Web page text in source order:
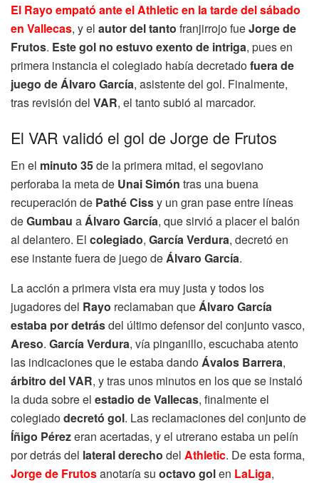
El Rayo empató ante el Athletic en la tarde del sábado
en Vallecas, y el autor del tanto franjirrojo fueJorge de
Frutos. Este gol no estuvo exento de intriga, pues en
primera instancia el colegiado había decretadofuera de
juego de Álvaro García, asistente del gol. Finalmente,
tras revisión del VAR, el tanto subió al marcador.
El VAR validó el gol de Jorge de Frutos
En el minuto 35de la primera mitad, el segoviano
perforaba la meta de Unai Simón tras una buena
recuperación de Pathé Cissy un gran pase entre líneas
deGumbau aÁlvaro García, que sirvió a placer el balón
al delantero. El colegiado, García Verdura, decretó en
ese instante fuera de juego deÁlvaro García.
La acción a primera vista era muy justa y todos los
jugadores del Rayo reclamaban queÁlvaro García
estaba por detrásdel último defensor del conjunto vasco,
Areso. García Verdura, vía pinganillo, escuchaba atento
las indicaciones que le estaba dandoÁvalos Barrera,
árbitro del VAR, y tras unos minutos en los que se instaló
la duda sobre el estadio de Vallecas, finalmente el
colegiadodecretó gol. Las reclamaciones del conjunto de
Íñigo Pérezeran acertadas, y el utrerano estaba un pelín
por detrás del lateral derecho del Athletic. De esta forma,
Jorge de Frutosanotaría su octavo golen LaLiga,